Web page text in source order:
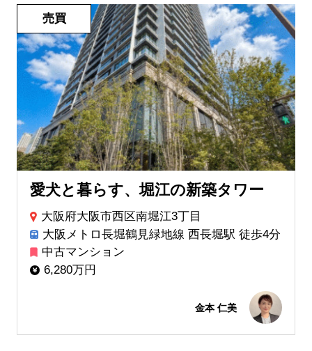
愛犬と暮らす、堀江の新築タワー
大阪府大阪市西区南堀江3丁目
大阪メトロ長堀鶴見緑地線 西長堀駅 徒歩4分
中古マンション
6,280万円
金本 仁美
売買